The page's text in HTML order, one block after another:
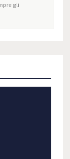
gli